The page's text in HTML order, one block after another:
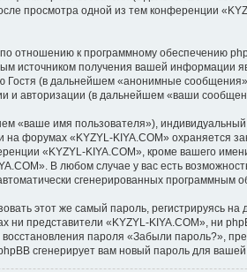
просмотра одной из тем конференции
к программному обеспечению
источником получения вашей
(в дальнейшем «анонимные
и авторизации (в дальнейшем «ваши
«ваше имя пользователя»),
форумах «KYZYL-KIYA.COM» охраняется
«KYZYL-KIYA.COM», кроме вашего
В любом случае у вас есть
сгенерированных программным
этот же самый пароль, регистрируясь на
ни представители «KYZYL-KIYA.COM», ни
пароля «Забыли пароль?»,
сгенерирует вам новый пароль для вашей